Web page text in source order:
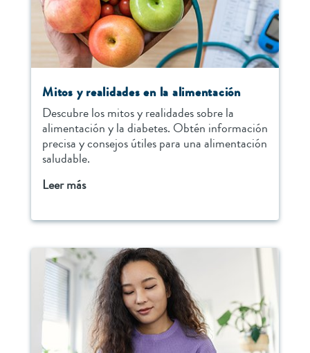
Mitos y realidades en la alimentación
Descubre los mitos y realidades sobre la
alimentación y la diabetes. Obtén información
precisa y consejos útiles para una alimentación
saludable.
Leer más